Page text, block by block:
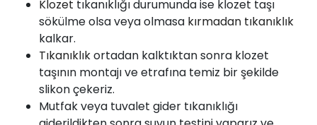
Klozet tıkanıklığı durumunda ise klozet taşı
sökülme olsa veya olmasa kırmadan tıkanıklık
kalkar.
Tıkanıklıkortadan kalktıktan sonra klozet
taşının montajı ve etrafına temiz bir şekilde
slikon çekeriz.
Mutfak veya tuvalet gider tıkanıklığı